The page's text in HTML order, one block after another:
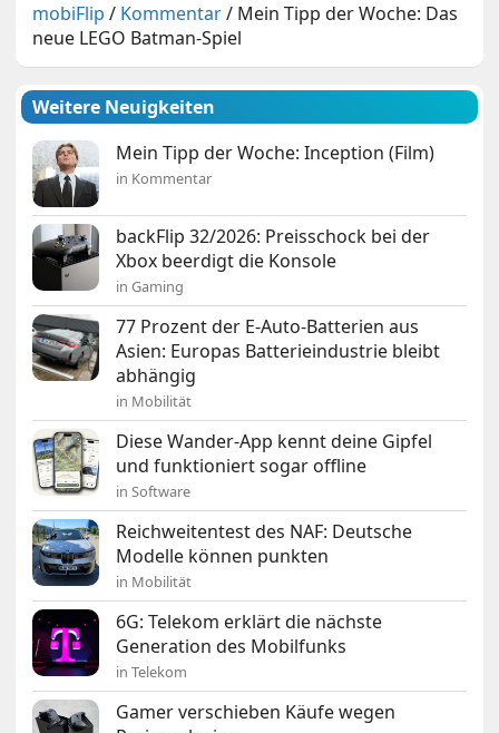
mobiFlip / Kommentar/ Mein Tipp der Woche: Das
neue LEGO Batman-Spiel
Weitere Neuigkeiten
Mein Tipp der Woche: Inception (Film)
in Kommentar
backFlip 32/2026: Preisschock bei der
Xbox beerdigt die Konsole
in Gaming
77 Prozent der E-Auto-Batterien aus
Asien: Europas Batterieindustrie bleibt
abhängig
in Mobilität
Diese Wander-App kennt deine Gipfel
und funktioniert sogar offline
in Software
Reichweitentest des NAF: Deutsche
Modelle können punkten
in Mobilität
6G: Telekom erklärt die nächste
Generation des Mobilfunks
in Telekom
Gamer verschieben Käufe wegen